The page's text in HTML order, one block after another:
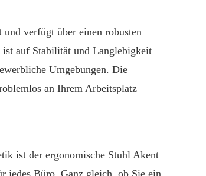
verfügt über einen robusten
ist auf Stabilität und Langlebigkeit
Umgebungen. Die
an Ihrem Arbeitsplatz
ist der ergonomische Stuhl Akent
jedes Büro. Ganz gleich, ob Sie ein